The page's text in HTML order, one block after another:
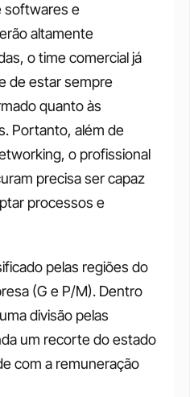
softwares e
altamente
o time comercial já
de estar sempre
quanto às
Portanto, além de
o profissional
precisa ser capaz
processos e
pelas regiões do
(G e P/M). Dentro
divisão pelas
um recorte do estado
com a remuneração